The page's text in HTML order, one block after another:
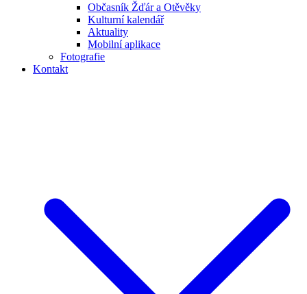
Občasník Žďár a Otěvěky
Kulturní kalendář
Aktuality
Mobilní aplikace
Fotografie
Kontakt